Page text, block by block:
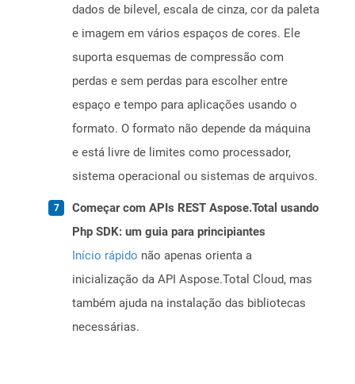
dados de bilevel, escala de cinza, cor da paleta
e imagem em vários espaços de cores. Ele
suporta esquemas de compressão com
perdas e sem perdas para escolher entre
espaço e tempo para aplicações usando o
formato. O formato não depende da máquina
e está livre de limites como processador,
sistema operacional ou sistemas de arquivos.
Começar com APIs REST Aspose.Total usando
Php SDK: um guia para principiantes
Início rápido não apenas orienta a
inicialização da API Aspose.Total Cloud, mas
também ajuda na instalação das bibliotecas
necessárias.